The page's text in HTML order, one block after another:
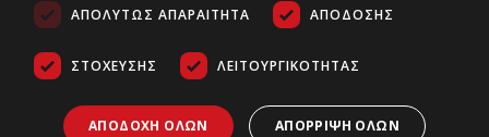
Αρχαιολογία &
Πολιτική Παράδοσης Προϊόντων
ΑΠΟΛΎΤΩΣ ΑΠΑΡΑΊΤΗΤΑ ΑΠΌΔΟΣΗΣ
ΣΤΌΧΕΥΣΗΣ ΛΕΙΤΟΥΡΓΙΚΌΤΗΤΑΣ
ΑΠΟΔΟΧΉ ΌΛΩΝ ΑΠΌΡΡΙΨΗ ΌΛΩΝ